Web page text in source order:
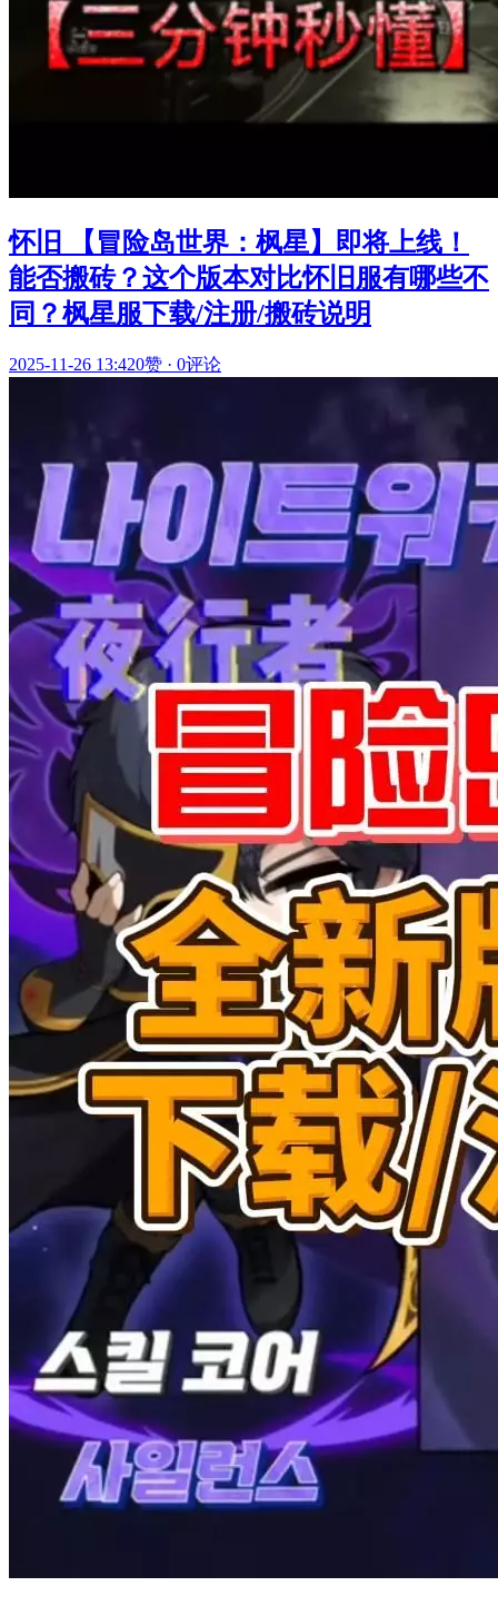
怀旧 【冒险岛世界：枫星】即将上线！
能否搬砖？这个版本对比怀旧服有哪些不
同？枫星服下载/注册/搬砖说明
2025-11-26 13:420赞 · 0评论